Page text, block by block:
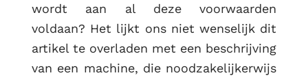
wordt aan al deze voorwaarden
voldaan? Het lijkt ons niet wenselijk dit
artikel te overladen met een beschrijving
van een machine, die noodzakelijkerwijs